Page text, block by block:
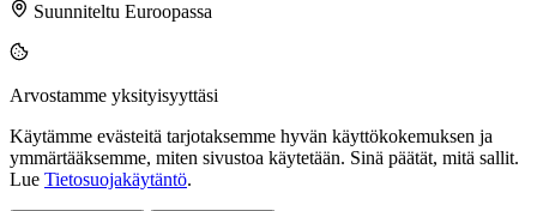
Suunniteltu Euroopassa
Arvostamme yksityisyyttäsi
Käytämme evästeitä tarjotaksemme hyvän käyttökokemuksen ja
ymmärtääksemme, miten sivustoa käytetään. Sinä päätät, mitä sallit.
Lue Tietosuojakäytäntö.